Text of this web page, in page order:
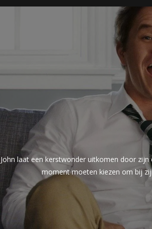
John laat een kerstwonder uitkomen door
moment moeten kiezen om bij